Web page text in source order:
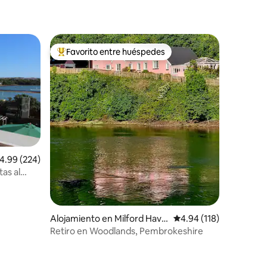
promedio: 4.99 de 5, 224 reseñas
4.99 (224)
al
Favorito entre huéspedes preferido
Favorito entre huéspedes
Alojamiento en Milford Have
n
Calificación promedio:
4.94 (118)
Retiro en Woodlands, Pembrokeshire